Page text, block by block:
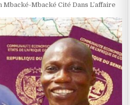
Mbacké-Mbacké Cité Dans L’affaire